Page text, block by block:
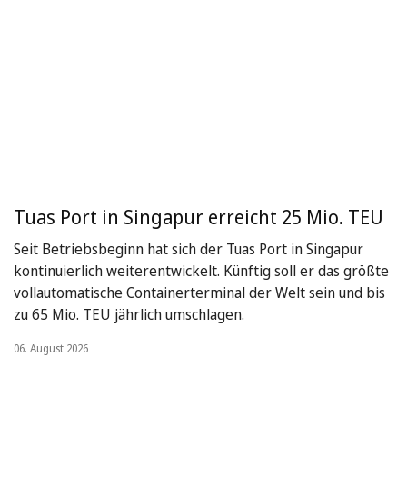
Tuas Port in Singapur erreicht 25 Mio. TEU
Seit Betriebsbeginn hat sich der Tuas Port in Singapur
kontinuierlich weiterentwickelt. Künftig soll er das größte
vollautomatische Containerterminal der Welt sein und bis
zu 65 Mio. TEU jährlich umschlagen.
06. August 2026